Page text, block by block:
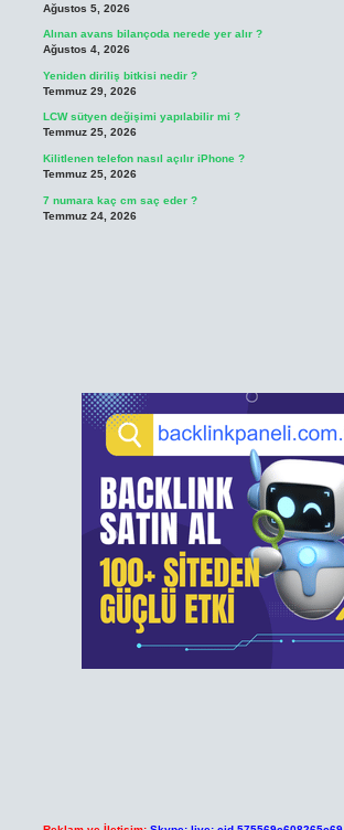
Ağustos 5, 2026
Alınan avans bilançoda nerede yer alır ?
Ağustos 4, 2026
Yeniden diriliş bitkisi nedir ?
Temmuz 29, 2026
LCW sütyen değişimi yapılabilir mi ?
Temmuz 25, 2026
Kilitlenen telefon nasıl açılır iPhone ?
Temmuz 25, 2026
7 numara kaç cm saç eder ?
Temmuz 24, 2026